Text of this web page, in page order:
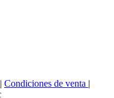
| Condiciones de venta |